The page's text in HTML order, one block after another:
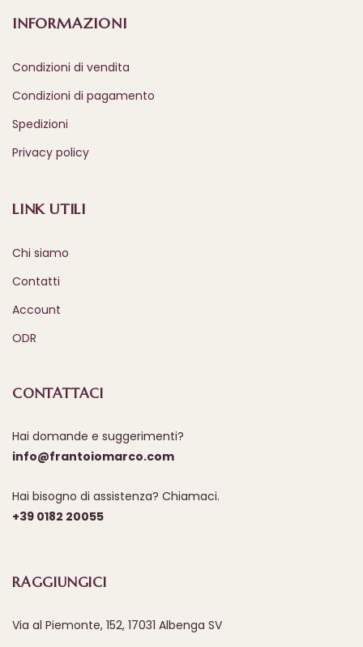
INFORMAZIONI
Condizioni di vendita
Condizioni di pagamento
Spedizioni
Privacy policy
LINK UTILI
Chi siamo
Contatti
Account
ODR
CONTATTACI
Hai domande e suggerimenti?
info@frantoiomarco.com
Hai bisogno di assistenza? Chiamaci.
+39 0182 20055
RAGGIUNGICI
Via al Piemonte, 152, 17031 Albenga SV